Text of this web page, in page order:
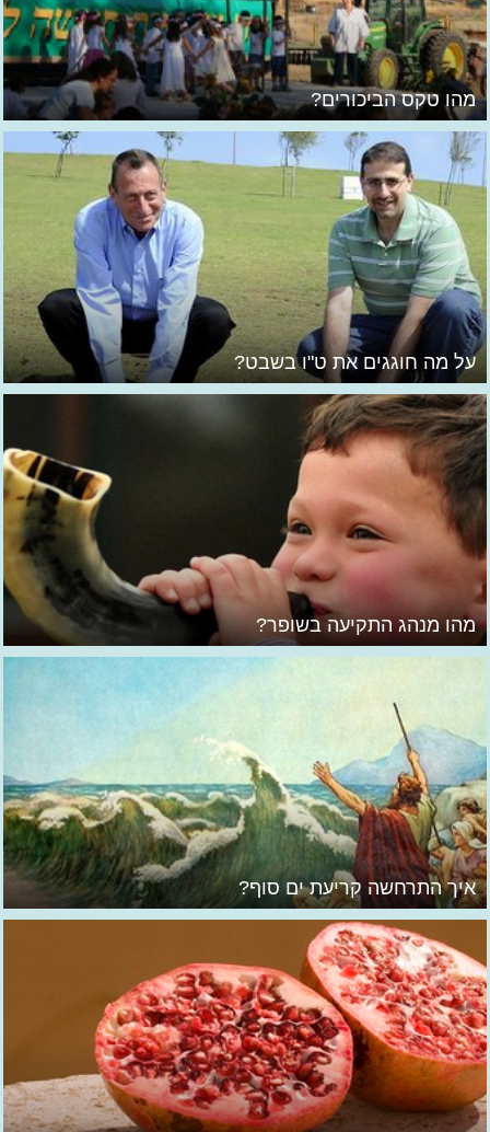
מהו טקס הביכורים?
על מה חוגגים את ט"ו בשבט?
מהו מנהג התקיעה בשופר?
איך התרחשה קריעת ים סוף?